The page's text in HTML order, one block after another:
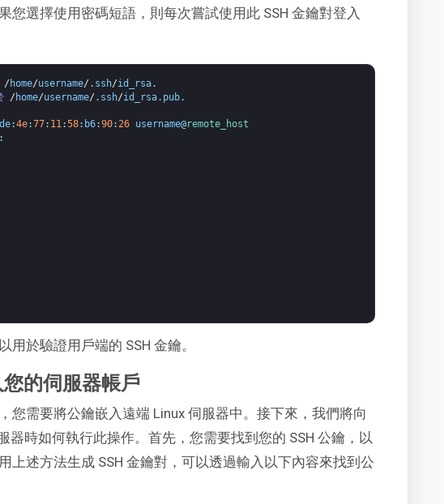
您選擇使用密碼短語，則每次嘗試使用此 SSH 金鑰對登入
/ home/username/ . ssh/id_rsa.
/ home/username/ . ssh/id_rsa. pub.
de:4e:77: 11:58: b6:90:26 username@remote_host
:
於驗證用戶端的 SSH 金鑰。
的伺服器帳戶
您需要將公鑰嵌入遠端 Linux 伺服器中。接下來，我們將向
器時如何執行此操作。首先，您需要找到您的 SSH 公鑰，以
上述方法生成 SSH 金鑰對，可以透過輸入以下內容來找到公